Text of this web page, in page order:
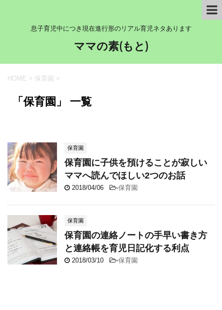
息子育児中につき現在進行形のリアル育児ネタあります
ママの素(もと)
HOME > 保育園 >
「保育園」 一覧
保育園
保育園に子供を預けることが寂しい
ママへ読んでほしい2つのお話
2018/04/06 -保育園
保育園
保育園の連絡ノートの手早い書き方
と連絡帳を育児日記化する利点
2018/03/10 -保育園